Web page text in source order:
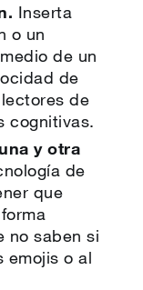
Inserta
o un
de un
de
de
cognitivas.
y otra
de
que
no saben si
emojis o al